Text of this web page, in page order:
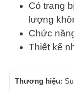
Có trang
lượng
Chức
Thiết kế
Thương hiệu: